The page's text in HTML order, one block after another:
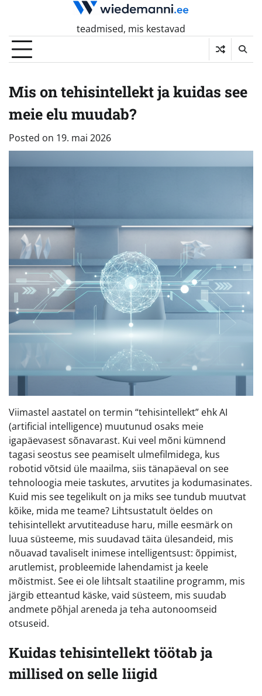
content
teadmised, mis kestavad
Mis on tehisintellekt ja kuidas see
meie elu muudab?
Posted on 19. mai 2026
Viimastel aastatel on termin “tehisintellekt” ehk AI
(artificial intelligence) muutunud osaks meie
igapäevasest sõnavarast. Kui veel mõni kümnend
tagasi seostus see peamiselt ulmefilmidega, kus
robotid võtsid üle maailma, siis tänapäeval on see
tehnoloogia meie taskutes, arvutites ja kodumasinates.
Kuid mis see tegelikult on ja miks see tundub muutvat
kõike, mida me teame? Lihtsustatult öeldes on
tehisintellekt arvutiteaduse haru, mille eesmärk on
luua süsteeme, mis suudavad täita ülesandeid, mis
nõuavad tavaliselt inimese intelligentsust: õppimist,
arutlemist, probleemide lahendamist ja keele
mõistmist. See ei ole lihtsalt staatiline programm, mis
järgib etteantud käske, vaid süsteem, mis suudab
andmete põhjal areneda ja teha autonoomseid
otsuseid.
Kuidas tehisintellekt töötab ja
millised on selle liigid